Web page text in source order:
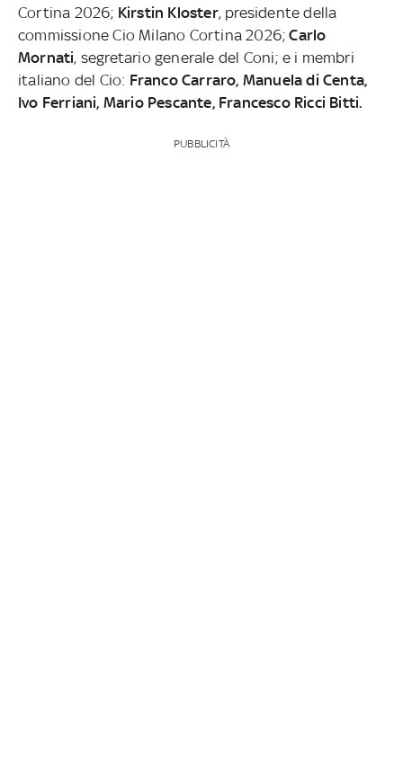
Cortina 2026; Kirstin Kloster, presidente della
commissione Cio Milano Cortina 2026;Carlo
Mornati, segretario generale del Coni; e i membri
italiano del Cio: Franco Carraro, Manuela di Centa,
Ivo Ferriani, Mario Pescante, Francesco Ricci Bitti.
PUBBLICITÀ